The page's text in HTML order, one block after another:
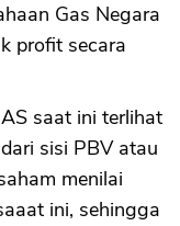
Gas Negara
profit secara
saat ini terlihat
sisi PBV atau
menilai
ini, sehingga